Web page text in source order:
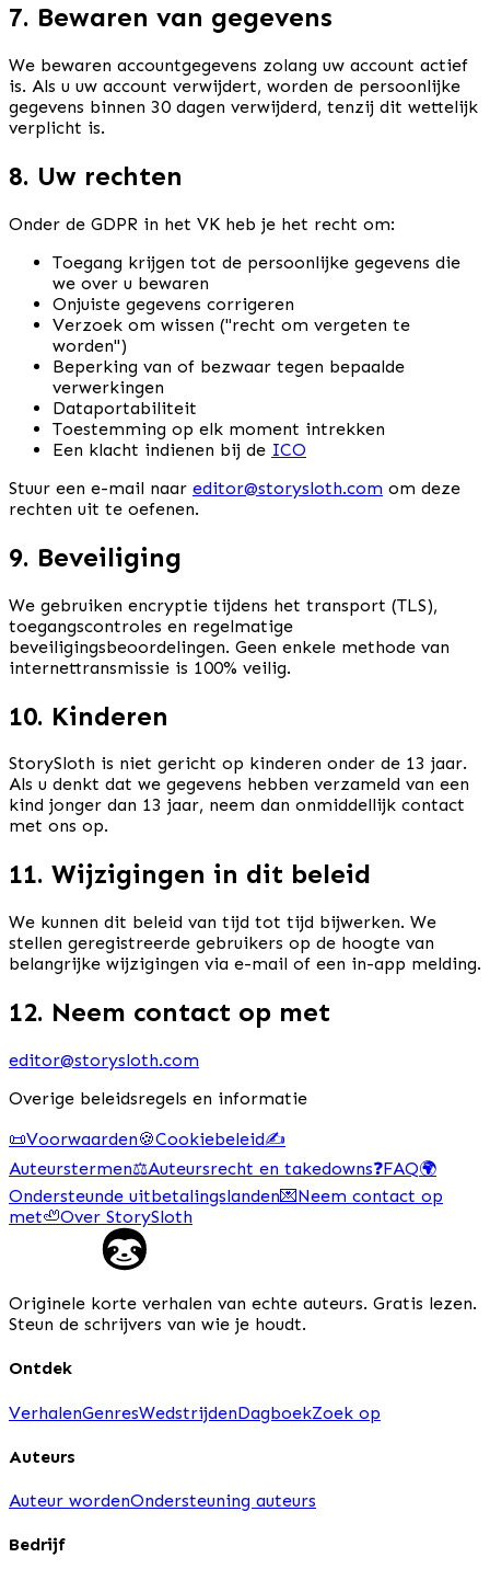
7. Bewaren van gegevens
We bewaren accountgegevens zolang uw account actief
is. Als u uw account verwijdert, worden de persoonlijke
gegevens binnen 30 dagen verwijderd, tenzij dit wettelijk
verplicht is.
8. Uw rechten
Onder de GDPR in het VK heb je het recht om:
Toegang krijgen tot de persoonlijke gegevens die
we over u bewaren
Onjuiste gegevens corrigeren
Verzoek om wissen ("recht om vergeten te
worden")
Beperking van of bezwaar tegen bepaalde
verwerkingen
Dataportabiliteit
Toestemming op elk moment intrekken
Een klacht indienen bij de ICO
Stuur een e-mail naar editor@storysloth.com om deze
rechten uit te oefenen.
9. Beveiliging
We gebruiken encryptie tijdens het transport (TLS),
toegangscontroles en regelmatige
beveiligingsbeoordelingen. Geen enkele methode van
internettransmissie is 100% veilig.
10. Kinderen
StorySloth is niet gericht op kinderen onder de 13 jaar.
Als u denkt dat we gegevens hebben verzameld van een
kind jonger dan 13 jaar, neem dan onmiddellijk contact
met ons op.
11. Wijzigingen in dit beleid
We kunnen dit beleid van tijd tot tijd bijwerken. We
stellen geregistreerde gebruikers op de hoogte van
belangrijke wijzigingen via e-mail of een in-app melding.
12. Neem contact op met
editor@storysloth.com
Overige beleidsregels en informatie
📜Voorwaarden🍪Cookiebeleid✍️
Auteurstermen⚖️Auteursrecht en takedowns❓FAQ🌍
Ondersteunde uitbetalingslanden💌Neem contact op
met🦥Over StorySloth
Originele korte verhalen van echte auteurs. Gratis lezen.
Steun de schrijvers van wie je houdt.
Ontdek
VerhalenGenresWedstrijdenDagboekZoek op
Auteurs
Auteur wordenOndersteuning auteurs
Bedrijf